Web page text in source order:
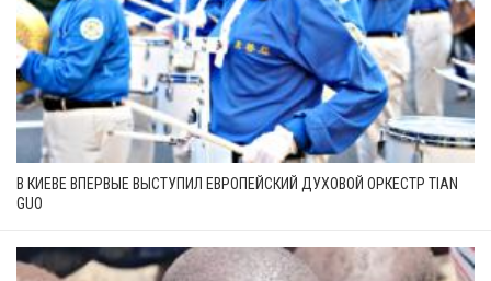
В КИЕВЕ ВПЕРВЫЕ ВЫСТУПИЛ ЕВРОПЕЙСКИЙ ДУХОВОЙ ОРКЕСТР TIAN
GUO